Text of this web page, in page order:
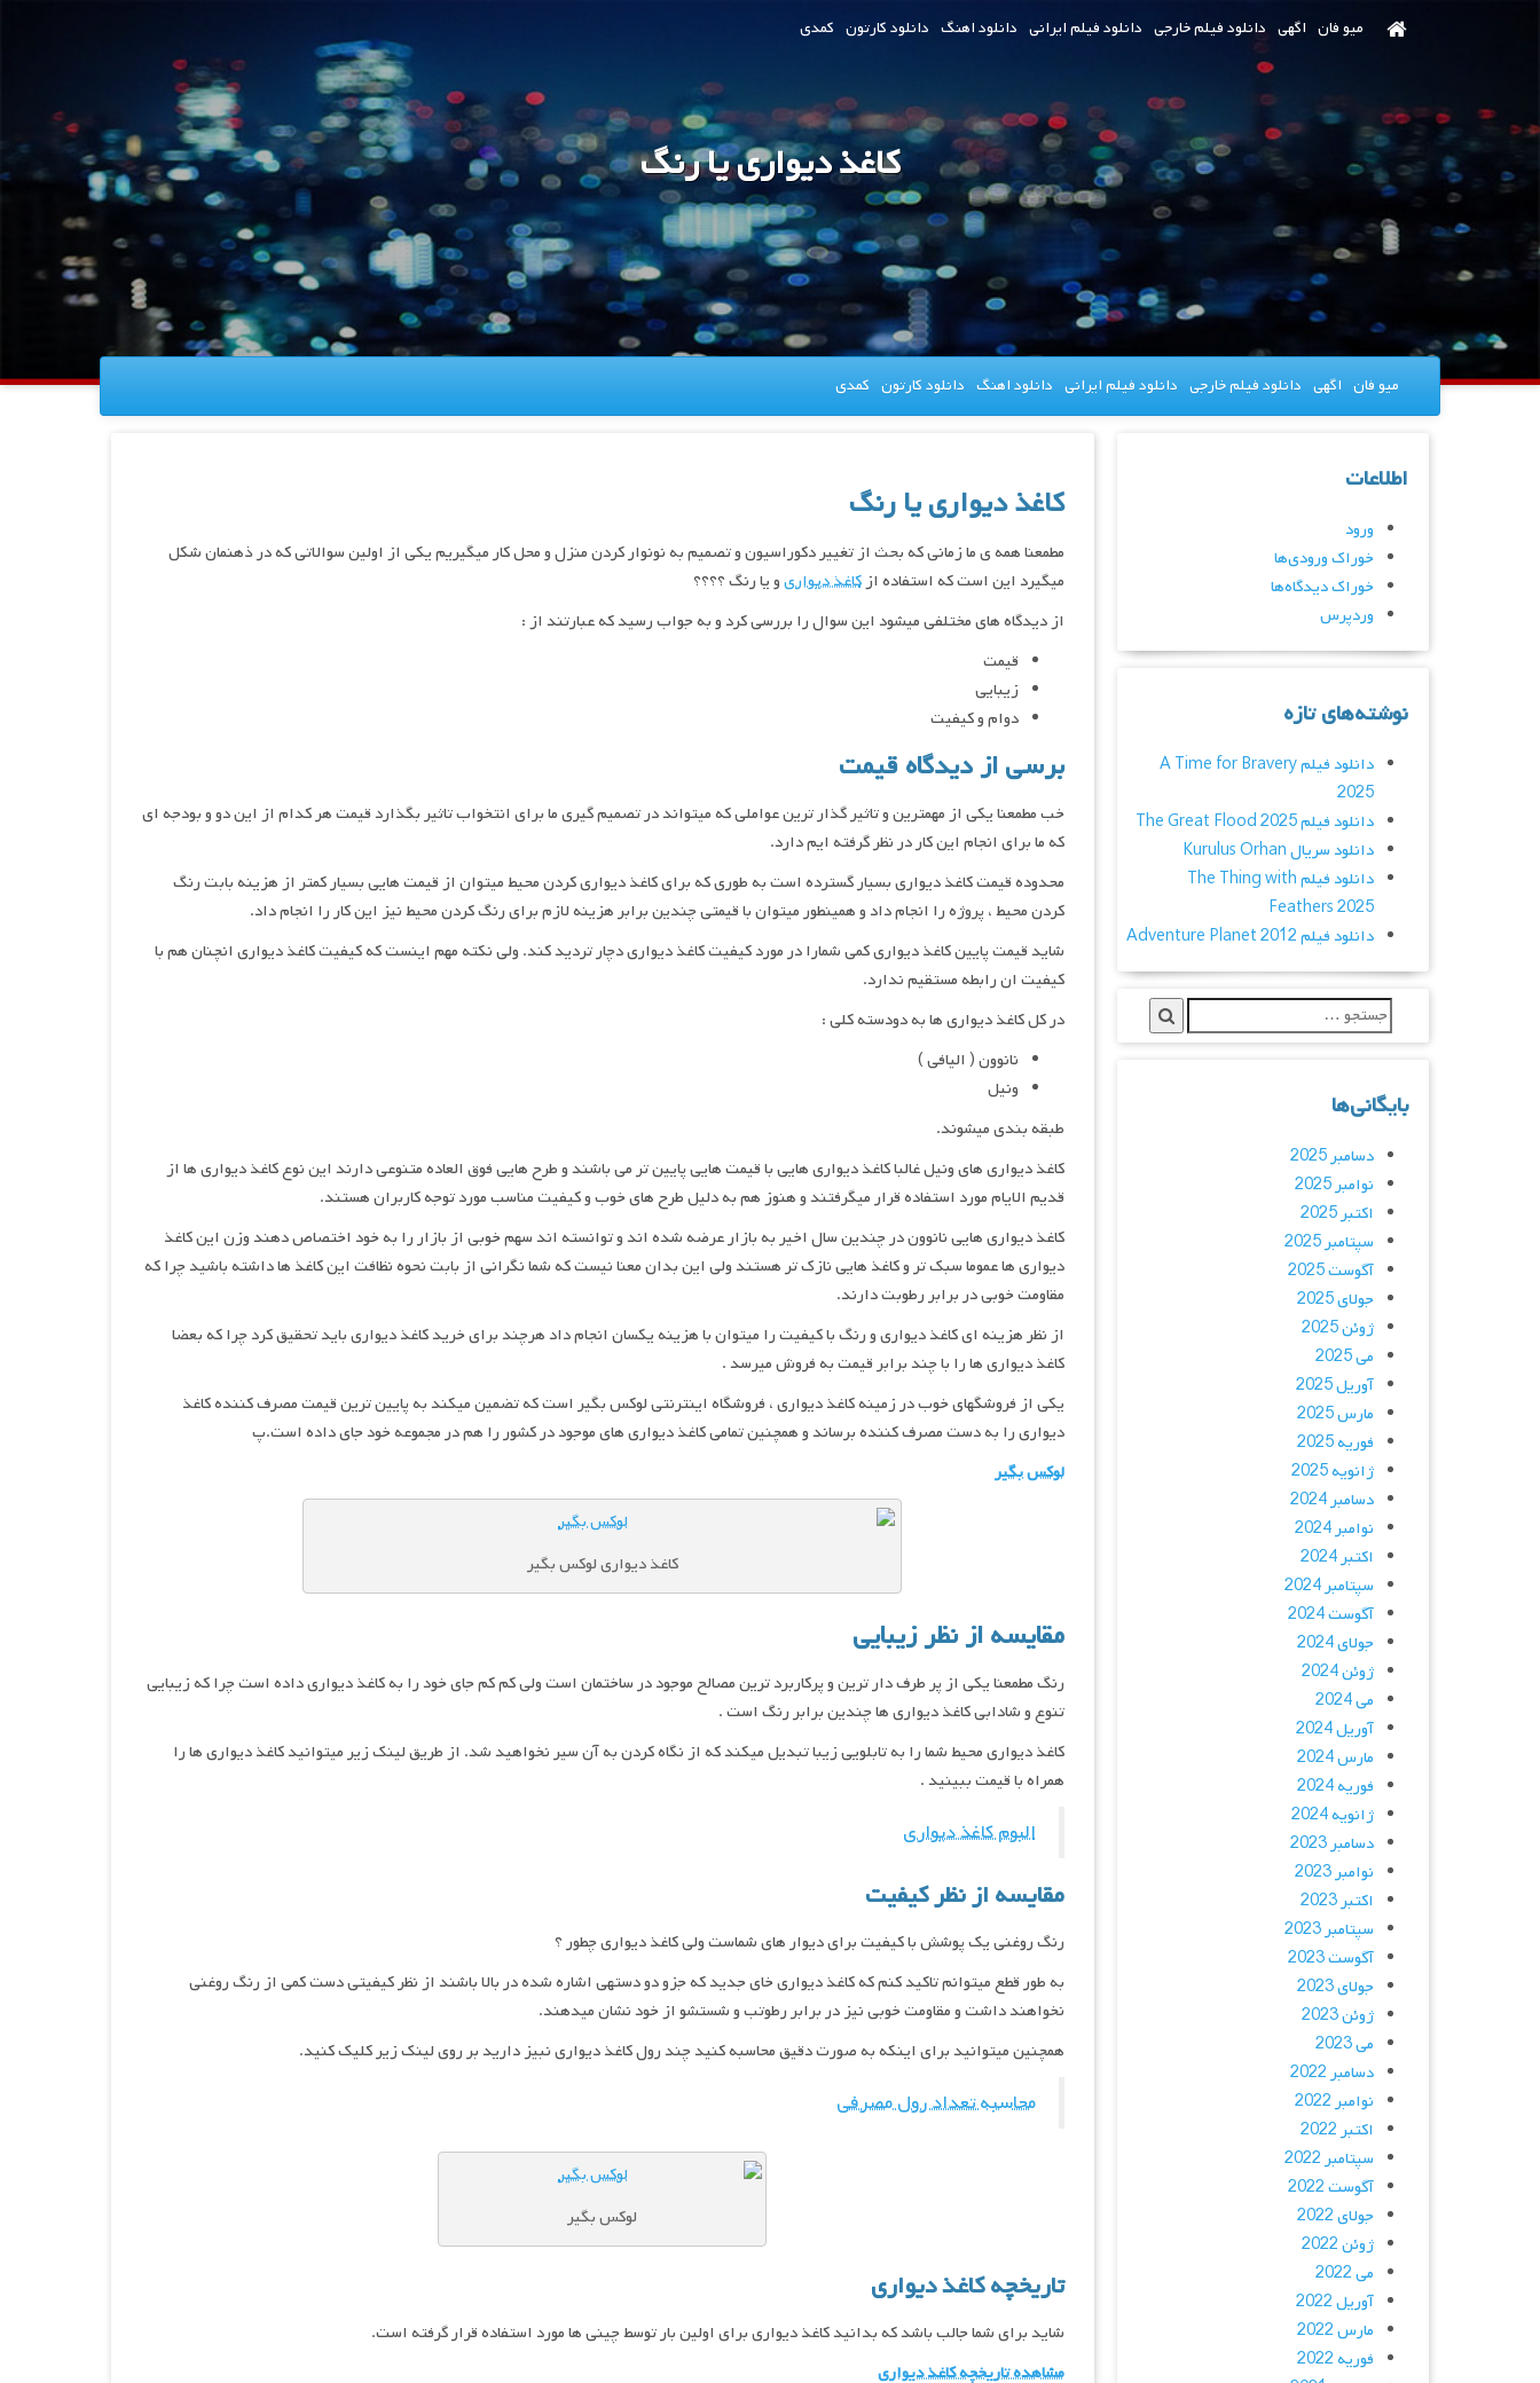
میو فان اگهی دانلود فیلم خارجی دانلود فیلم ایرانی دانلود اهنگ دانلود کارتون کمدی
کاغذ دیواری یا رنگ
میو فان اگهی دانلود فیلم خارجی دانلود فیلم ایرانی دانلود اهنگ دانلود کارتون کمدی
کاغذ دیواری یا رنگ
مطمعنا همه ی ما زمانی که بحث از تغییر دکوراسیون و تصمیم به نونوار کردن منزل و محل کار میگیریم یکی از اولین سوالاتی که در ذهنمان شکل
میگیرد این است که استفاده ازکاغذ دیواریو یا رنگ ؟؟؟؟
از دیدگاه های مختلفی میشود این سوال را بررسی کرد و به جواب رسید که عبارتند از :
قیمت
زیبایی
دوام و کیفیت
برسی از دیدگاه قیمت
خب مطمعنا یکی از مهمترین و تاثیر گذار ترین عواملی که میتواند در تصمیم گیری ما برای انتخواب تاثیر بگذارد قیمت هر کدام از این دو و بودجه ای
که ما برای انجام این کار در نظر گرفته ایم دارد.
محدوده قیمت کاغذ دیواری بسیار گسترده است به طوری که برای کاغذ دیواری کردن محیط میتوان از قیمت هایی بسیار کمتر از هزینه بابت رنگ
کردن محیط ، پروژه را انجام داد و همینطور میتوان با قیمتی چندین برابر هزینه لازم برای رنگ کردن محیط نیز این کار را انجام داد.
شاید قیمت پایین کاغذ دیواری کمی شمارا در مورد کیفیت کاغذ دیواری دچار تردید کند. ولی نکته مهم اینست که کیفیت کاغذ دیواری انچنان هم با
کیفیت ان رابطه مستقیم ندارد.
در کل کاغذ دیواری ها به دودسته کلی :
نانوون ( الیافی )
ونیل
طبقه بندی میشوند.
کاغذ دیواری های ونیل غالبا کاغذ دیواری هایی با قیمت هایی پایین تر می باشند و طرح هایی فوق العاده متنوعی دارند این نوع کاغذ دیواری ها از
قدیم الایام مورد استفاده قرار میگرفتند و هنوز هم به دلیل طرح های خوب و کیفیت مناسب مورد توجه کاربران هستند.
کاغذ دیواری هایی نانوون در چندین سال اخیر به بازار عرضه شده اند و توانسته اند سهم خوبی از بازار را به خود اختصاص دهند وزن این کاغذ
دیواری ها عموما سبک تر و کاغذ هایی نازک تر هستند ولی این بدان معنا نیست که شما نگرانی از بابت نحوه نظافت این کاغذ ها داشته باشید چرا که
مقاومت خوبی در برابر رطوبت دارند.
از نظر هزینه ای کاغذ دیواری و رنگ با کیفیت را میتوان با هزینه یکسان انجام داد هرچند برای خرید کاغذ دیواری باید تحقیق کرد چرا که بعضا
کاغذ دیواری ها را با چند برابر قیمت به فروش میرسد .
یکی از فروشگهای خوب در زمینه کاغذ دیواری ، فروشگاه اینترنتی لوکس بگیر است که تضمین میکند به پایین ترین قیمت مصرف کننده کاغذ
دیواری را به دست مصرف کننده برساند و همچنین تمامی کاغذ دیواری های موجود در کشور را هم در مجموعه خود جای داده است.پ
لوکس بگیر
کاغذ دیواری لوکس بگیر
مقایسه از نظر زیبایی
رنگ مطمعنا یکی از پر طرف دار ترین و پرکاربرد ترین مصالح موجود در ساختمان است ولی کم کم جای خود را به کاغذ دیواری داده است چرا که زیبایی
تنوع و شادابی کاغذ دیواری ها چندین برابر رنگ است .
کاغذ دیواری محیط شما را به تابلویی زیبا تبدیل میکند که از نگاه کردن به آن سیر نخواهید شد. از طریق لینک زیر میتوانید کاغذ دیواری ها را
همراه با قیمت ببینید .
البوم کاغذ دیواری
مقایسه از نظر کیفیت
رنگ روغنی یک پوشش با کیفیت برای دیوار های شماست ولی کاغذ دیواری چطور ؟
به طور قطع میتوانم تاکید کنم که کاغذ دیواری خای جدید که جزو دو دستهی اشاره شده در بالا باشند از نظر کیفیتی دست کمی از رنگ روغنی
نخواهند داشت و مقاومت خوبی نیز در برابر رطوتب و شستشو از خود نشان میدهند.
همچنین میتوانید برای اینکه به صورت دقیق محاسبه کنید چند رول کاغذ دیواری نبیز دارید بر روی لینک زیر کلیک کنید.
محاسبه تعداد رول مصرفی
لوکس بگیر
تاریخچه کاغذ دیواری
شاید برای شما جالب باشد که بدانید کاغذ دیواری برای اولین بار توسط چینی ها مورد استفاده قرار گرفته است.
مشاهده تاریخچه کاغذ دیواری
اطلاعات
ورود
خوراک ورودی‌ها
خوراک دیدگاه‌ها
وردپرس
نوشته‌های تازه
دانلود فیلم A Time for Bravery
2025
دانلود فیلم The Great Flood 2025
دانلود سریال Kurulus Orhan
دانلود فیلم The Thing with
Feathers 2025
دانلود فیلم Adventure Planet 2012
بایگانی‌ها
دسامبر 2025
نوامبر 2025
اکتبر 2025
سپتامبر 2025
آگوست 2025
جولای 2025
ژوئن 2025
می 2025
آوریل 2025
مارس 2025
فوریه 2025
ژانویه 2025
دسامبر 2024
نوامبر 2024
اکتبر 2024
سپتامبر 2024
آگوست 2024
جولای 2024
ژوئن 2024
می 2024
آوریل 2024
مارس 2024
فوریه 2024
ژانویه 2024
دسامبر 2023
نوامبر 2023
اکتبر 2023
سپتامبر 2023
آگوست 2023
جولای 2023
ژوئن 2023
می 2023
دسامبر 2022
نوامبر 2022
اکتبر 2022
سپتامبر 2022
آگوست 2022
جولای 2022
ژوئن 2022
می 2022
آوریل 2022
مارس 2022
فوریه 2022